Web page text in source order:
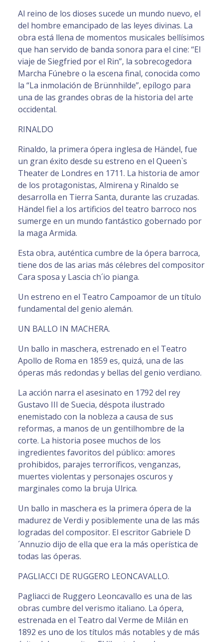
Al reino de los dioses sucede un mundo nuevo, el
del hombre emancipado de las leyes divinas. La
obra está llena de momentos musicales bellísimos
que han servido de banda sonora para el cine: “El
viaje de Siegfried por el Rin”, la sobrecogedora
Marcha Fúnebre o la escena final, conocida como
la “La inmolación de Brünnhilde”, epílogo para
una de las grandes obras de la historia del arte
occidental.
RINALDO
Rinaldo, la primera ópera inglesa de Händel, fue
un gran éxito desde su estreno en el Queen`s
Theater de Londres en 1711. La historia de amor
de los protagonistas, Almirena y Rinaldo se
desarrolla en Tierra Santa, durante las cruzadas.
Händel fiel a los artificios del teatro barroco nos
sumerge en un mundo fantástico gobernado por
la maga Armida.
Esta obra, auténtica cumbre de la ópera barroca,
tiene dos de las arias más célebres del compositor
Cara sposa y Lascia ch´io pianga.
Un estreno en el Teatro Campoamor de un título
fundamental del genio alemán.
UN BALLO IN MACHERA.
Un ballo in maschera, estrenado en el Teatro
Apollo de Roma en 1859 es, quizá, una de las
óperas más redondas y bellas del genio verdiano.
La acción narra el asesinato en 1792 del rey
Gustavo III de Suecia, déspota ilustrado
enemistado con la nobleza a causa de sus
reformas, a manos de un gentilhombre de la
corte. La historia posee muchos de los
ingredientes favoritos del público: amores
prohibidos, parajes terroríficos, venganzas,
muertes violentas y personajes oscuros y
marginales como la bruja Ulrica.
Un ballo in maschera es la primera ópera de la
madurez de Verdi y posiblemente una de las más
logradas del compositor. El escritor Gabriele D
´Annuzio dijo de ella que era la más operística de
todas las óperas.
PAGLIACCI DE RUGGERO LEONCAVALLO.
Pagliacci de Ruggero Leoncavallo es una de las
obras cumbre del verismo italiano. La ópera,
estrenada en el Teatro dal Verme de Milán en
1892 es uno de los títulos más notables y de más